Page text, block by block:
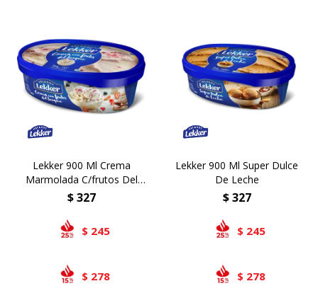
Lekker 900 Ml Crema
Marmolada C/frutos Del
Bosque
$ 327
$ 245
$ 278
Lekker 900 Ml Super Dulce
De Leche
$ 327
$ 245
$ 278